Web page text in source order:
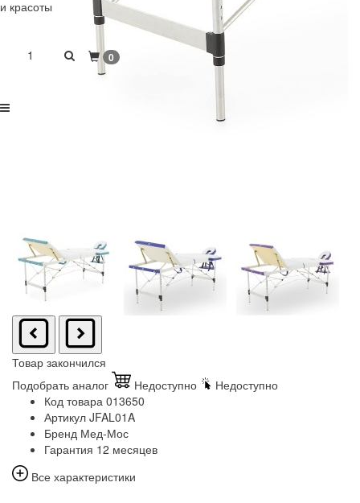
и красоты
1 0
Товар закончился
Подобрать аналог
Недоступно
Недоступно
Код товара 013650
Артикул JFAL01A
Бренд Мед-Мос
Гарантия 12 месяцев
Все характеристики